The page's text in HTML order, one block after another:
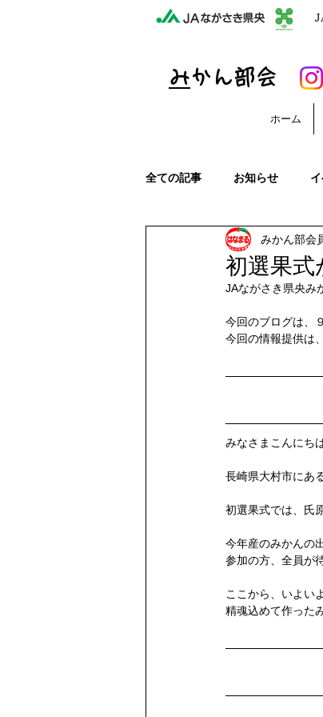
​みかん部会
ホーム
全ての記事 お知らせ
収穫から出荷までの様子
初選果式
みかん部会
JAながさき県央み
今回のブログは、
今回の情報提供は
みなさまこんにちは
長崎県大村市にあ
初選果式では、氏
今年産のみかんの
参加の方、全員が
ここから、いよい
精魂込めて作った